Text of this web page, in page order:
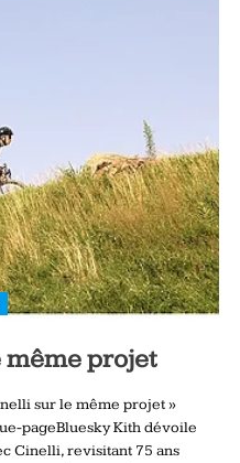
projet
sur le même projet »
pageBluesky Kith dévoile
Cinelli, revisitant 75 ans